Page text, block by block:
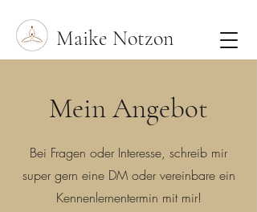
Maike Notzon
Mein Angebot
Bei Fragen oder Interesse, schreib mir
super gern eine DM oder vereinbare ein
Kennenlernentermin mit mir!